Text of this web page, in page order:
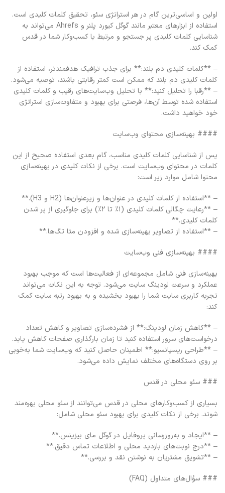
اولین و اساسی‌ترین گام در هر استراتژی سئو، تحقیق کلمات کلیدی است.
استفاده از ابزارهای معتبر مانند گوگل کیورد پلنر و Ahrefs می‌تواند به
شناسایی کلمات کلیدی پر جستجو و مرتبط با کسب‌وکار شما در قدس
کمک کند.
– **کلمات کلیدی دم بلند:** برای جذب ترافیک هدفمندتر، استفاده از
کلمات کلیدی دم بلند که ممکن است کمتر رقابتی باشند، توصیه می‌شود.
– **رقبا را تحلیل کنید:** با تحلیل وب‌سایت‌های رقیب و کلمات کلیدی
استفاده شده توسط آن‌ها، فرصتی برای بهبود و متفاوت‌سازی استراتژی
خود خواهید داشت.
#### بهینه‌سازی محتوای وب‌سایت
پس از شناسایی کلمات کلیدی مناسب، گام بعدی استفاده صحیح از این
کلمات در محتوای وب‌سایت است. برخی از نکات کلیدی در بهینه‌سازی
محتوا شامل موارد زیر است:
– **استفاده از کلمات کلیدی در عنوان‌ها و زیرعنوان‌ها (H2 و H3).**
– **رعایت چگالی کلمات کلیدی (۱٪ تا ۲٪) برای جلوگیری از پر شدن
کلمات کلیدی.**
– **استفاده از تصاویر بهینه‌سازی شده و افزودن متا تگ‌ها.**
#### بهینه‌سازی فنی وب‌سایت
بهینه‌سازی فنی شامل مجموعه‌ای از فعالیت‌ها است که موجب بهبود
عملکرد و سرعت لودینگ سایت می‌شود. توجه به این نکات می‌تواند
تجربه کاربری سایت شما را بهبود بخشیده و به بهبود رتبه سایت کمک
کند:
– **کاهش زمان لودینگ:** از فشرده‌سازی تصاویر و کاهش تعداد
درخواست‌های سرور استفاده کنید تا زمان بارگذاری صفحات کاهش یابد.
– **طراحی ریسپانسیو:** اطمینان حاصل کنید که وب‌سایت شما به‌خوبی
بر روی دستگاه‌های مختلف نمایش داده می‌شود.
### سئو محلی در قدس
بسیاری از کسب‌وکارهای محلی در قدس می‌توانند از سئو محلی بهره‌مند
شوند. برخی از نکات کلیدی برای بهبود سئو محلی شامل:
– **ایجاد و به‌روزرسانی پروفایل در گوگل مای بیزینس.**
– **درج نوبت‌های بازدید محلی و اطلاعات تماس دقیق.**
– **تشویق مشتریان به نوشتن نقد و بررسی.**
### سؤال‌های متداول (FAQ)